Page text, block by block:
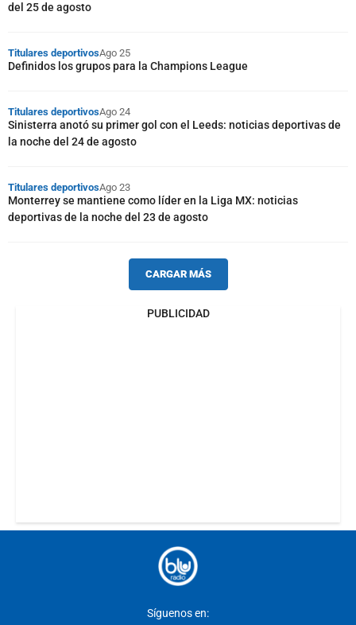
del 25 de agosto
Titulares deportivosAgo 25
Definidos los grupos para la Champions League
Titulares deportivosAgo 24
Sinisterra anotó su primer gol con el Leeds: noticias deportivas de
la noche del 24 de agosto
Titulares deportivosAgo 23
Monterrey se mantiene como líder en la Liga MX: noticias
deportivas de la noche del 23 de agosto
CARGAR MÁS
PUBLICIDAD
Síguenos en: